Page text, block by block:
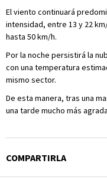
El viento continuará
intensidad, entre 13 y 22
hasta 50 km/h.
Por la noche persistirá la
con una temperatura
mismo sector.
De esta manera, tras una
una tarde mucho más
COMPARTIRLA